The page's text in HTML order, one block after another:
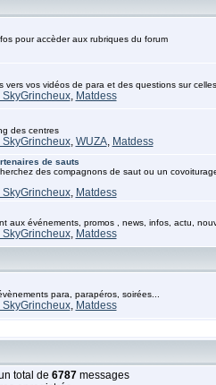
pour accèder aux rubriques du forum
vers vos vidéos de para et des questions sur
SkyGrincheux, Matdess
des centres
SkyGrincheux, WUZA, Matdess
de sauts
des compagnons de saut ou un
SkyGrincheux, Matdess
aux événements, promos , news, infos, actu,
SkyGrincheux, Matdess
para, parapéros, soirées...
SkyGrincheux, Matdess
total de 6787messages